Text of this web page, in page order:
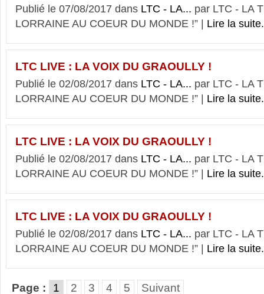
Publié le 07/08/2017 dans LTC - LA... par LTC - LA
LORRAINE AU COEUR DU MONDE !” | Lire la
LTC LIVE : LA VOIX DU GRAOULLY !
Publié le 02/08/2017 dans LTC - LA... par LTC - LA
LORRAINE AU COEUR DU MONDE !” | Lire la
LTC LIVE : LA VOIX DU GRAOULLY !
Publié le 02/08/2017 dans LTC - LA... par LTC - LA
LORRAINE AU COEUR DU MONDE !” | Lire la
LTC LIVE : LA VOIX DU GRAOULLY !
Publié le 02/08/2017 dans LTC - LA... par LTC - LA
LORRAINE AU COEUR DU MONDE !” | Lire la
Page : 1 2 3 4 5 Suivant